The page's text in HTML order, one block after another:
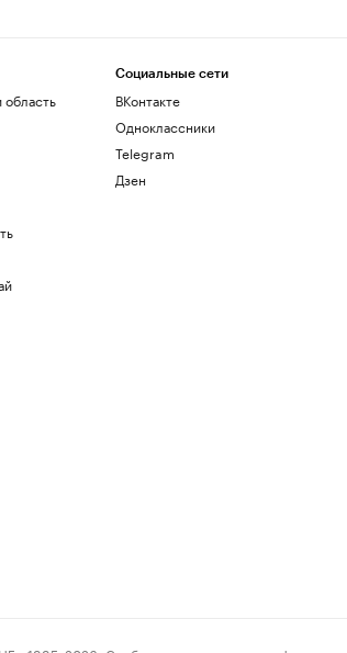
Социальные сети
ВКонтакте
Одноклассники
Telegram
Дзен